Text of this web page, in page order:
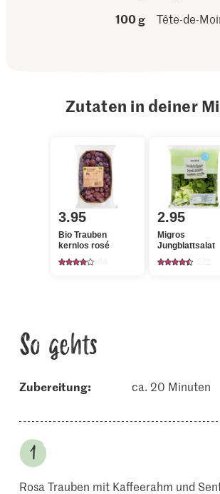
100 g
Tête-de-
Zutaten in deiner
3.95
Bio Trauben
kernlos rosé
2.95
Migros
Jungblattsalat
So gehts
Zubereitung: ca. 20 Minuten
Rosa Trauben mit Kaffeerahm und